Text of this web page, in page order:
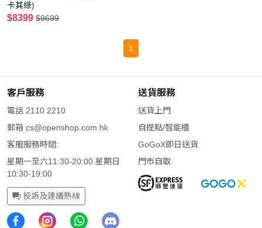
卡其綠)
$8399 $9699
1
客戶服務
電話 2110 2210
郵箱 cs@openshop.com.hk
客服服務時間:
星期一至六11:30-20:00 星期日
10:30-19:00
投訴及建議熱線
送貨服務
送貨上門
自提點/智能櫃
GoGoX即日送貨
門市自取